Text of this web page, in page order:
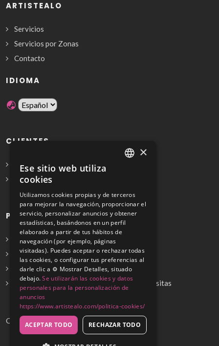
ARTISTEALO
Servicios
Servicios por Zonas
Contacto
IDIOMA
CLIENTES
Solicita Presupuesto Gratis
Preguntas frecuentes
PROFESIONALES
Info para profesionales
Registrarse
Preguntas frecuentes
¿No encuentras tu servicio? Dinos cuál necesitas
Copyrights © 2026
×
Ese sitio web utiliza
cookies
Utilizamos cookies propias y de terceros
para mejorar la navegación, proporcionar el
servicio, personalizar anuncios y obtener
estadísticas, basándonos en un perfil
elaborado a partir de tus hábitos de
navegación (por ejemplo, páginas
visitadas). Puedes aceptar o rechazar todas
las cookies, o configurar tus preferencias al
darle clic a ⚙️ Mostrar Detalles, situado
debajo.Se utilizarán las cookies y datos
personales para la personalización de
anuncios
https://www.artistealo.com/politica-cookies/
ACEPTAR TODO RECHAZAR TODO